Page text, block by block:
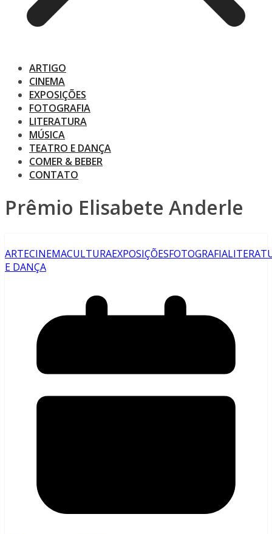
ARTIGO
CINEMA
EXPOSIÇÕES
FOTOGRAFIA
LITERATURA
MÚSICA
TEATRO E DANÇA
COMER & BEBER
CONTATO
Prêmio Elisabete Anderle
ARTECINEMACULTURAEXPOSIÇÕESFOTOGRAFIA
E DANÇA